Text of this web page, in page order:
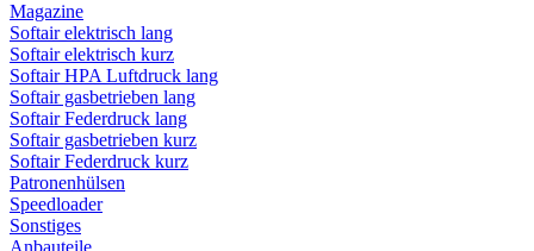
Magazine
Softair elektrisch lang
Softair elektrisch kurz
Softair HPA Luftdruck lang
Softair gasbetrieben lang
Softair Federdruck lang
Softair gasbetrieben kurz
Softair Federdruck kurz
Patronenhülsen
Speedloader
Sonstiges
Anbauteile